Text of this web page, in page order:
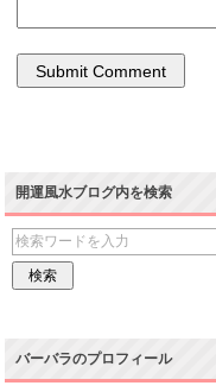
開運風水ブログ内を検索
バーバラのプロフィール